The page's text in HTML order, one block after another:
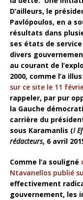
D’ailleurs, le
Pavlópoulos, en a
résultats dans
ses états de
divers
au courant de
2000, comme l’a
sur ce site le 11
rappeler, par pur
la Gauche
carrière du
sous Karamanlis (I
rédacteurs, 6 avril
Comme l’a souligné
Ntavanellos publié
effectivement
gouvernement, les